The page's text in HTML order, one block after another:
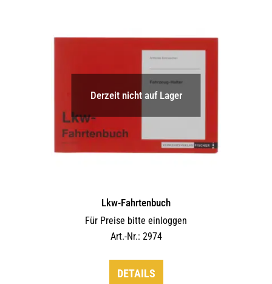
Derzeit nicht auf Lager
Lkw-Fahrtenbuch
Für Preise bitte einloggen
Art.-Nr.: 2974
DETAILS